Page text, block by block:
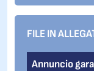
FILE IN
Annuncio gara